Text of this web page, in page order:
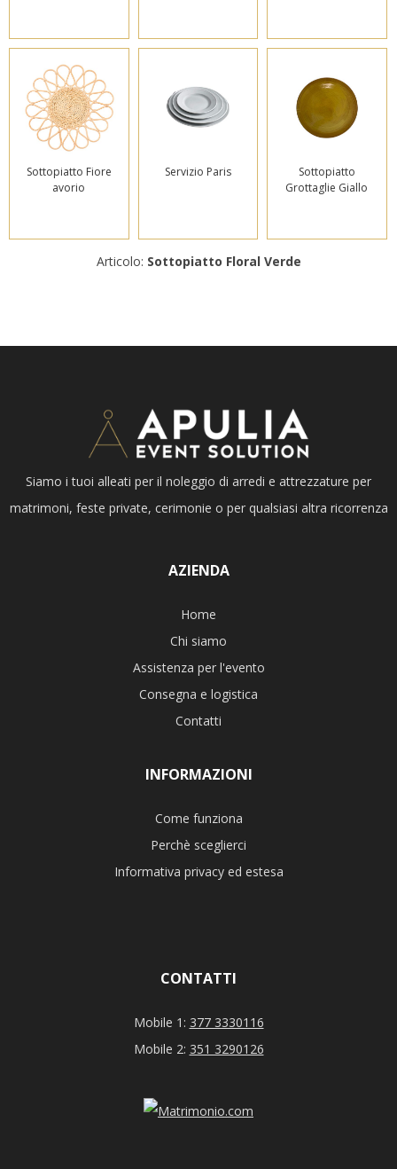
Sottopiatto Fiore
avorio
Servizio Paris
Sottopiatto
Grottaglie Giallo
Articolo: Sottopiatto Floral Verde
Siamo i tuoi alleati per il noleggio di arredi e attrezzature per
matrimoni, feste private, cerimonie o per qualsiasi altra ricorrenza
AZIENDA
Home
Chi siamo
Assistenza per l'evento
Consegna e logistica
Contatti
INFORMAZIONI
Come funziona
Perchè sceglierci
Informativa privacy ed estesa
CONTATTI
Mobile 1: 377 3330116
Mobile 2: 351 3290126